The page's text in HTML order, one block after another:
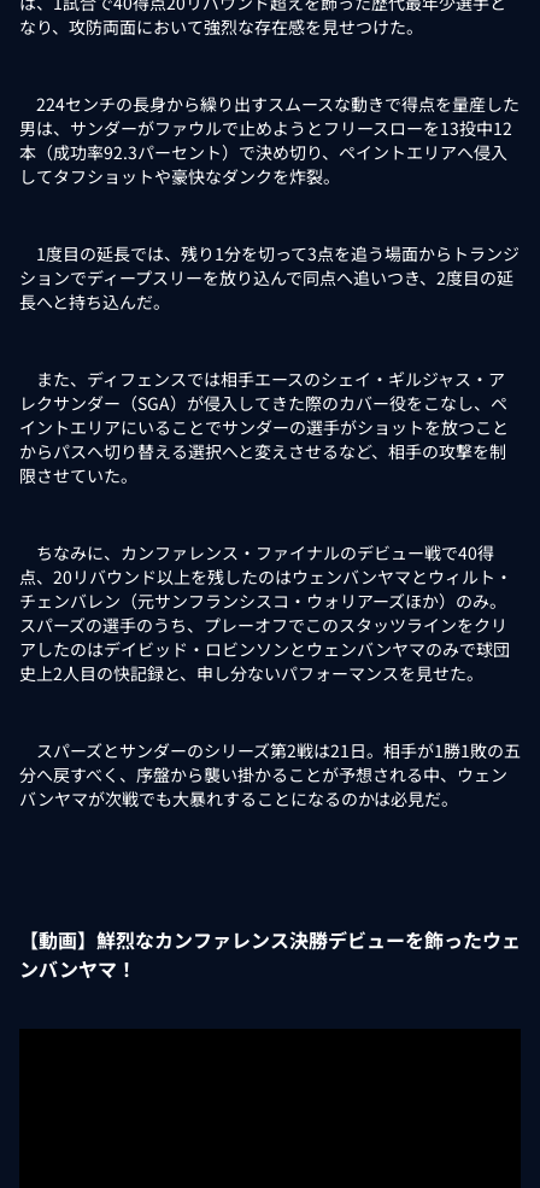
なり、攻防両面において強烈な存在感を見せつけた。
224センチの長身から繰り出すスムースな動きで得点を量産した
男は、サンダーがファウルで止めようとフリースローを13投中12
本（成功率92.3パーセント）で決め切り、ペイントエリアへ侵入
してタフショットや豪快なダンクを炸裂。
1度目の延長では、残り1分を切って3点を追う場面からトランジ
ションでディープスリーを放り込んで同点へ追いつき、2度目の延
長へと持ち込んだ。
また、ディフェンスでは相手エースのシェイ・ギルジャス・ア
レクサンダー（SGA）が侵入してきた際のカバー役をこなし、ペ
イントエリアにいることでサンダーの選手がショットを放つこと
からパスへ切り替える選択へと変えさせるなど、相手の攻撃を制
限させていた。
ちなみに、カンファレンス・ファイナルのデビュー戦で40得
点、20リバウンド以上を残したのはウェンバンヤマとウィルト・
チェンバレン（元サンフランシスコ・ウォリアーズほか）のみ。
スパーズの選手のうち、プレーオフでこのスタッツラインをクリ
アしたのはデイビッド・ロビンソンとウェンバンヤマのみで球団
史上2人目の快記録と、申し分ないパフォーマンスを見せた。
スパーズとサンダーのシリーズ第2戦は21日。相手が1勝1敗の五
分へ戻すべく、序盤から襲い掛かることが予想される中、ウェン
バンヤマが次戦でも大暴れすることになるのかは必見だ。
【動画】鮮烈なカンファレンス決勝デビューを飾ったウェ
ンバンヤマ！